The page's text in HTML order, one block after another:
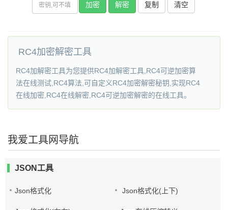
复制
RC4加密解密工具
RC4加解密工具为您提供RC4加解密工具,RC4可逆加密算
法在线测试,RC4算法,可自定义RC4加密解密秘钥,实现RC4
在线加密,RC4在线解密,RC4可逆加密解密的在线工具。
我爱工具网导航
JSON工具
Json格式化 Json格式化(上下)